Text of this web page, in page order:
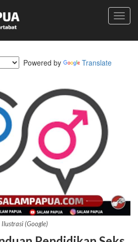
Powered by Translate
Ilustrasi (Google)